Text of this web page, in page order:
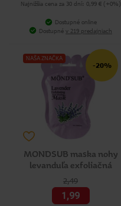
Najnižšia cena za 30 dní: 0,99 € (+0%)
Dostupné online
Dostupné v 219 predajniach
NAŠA ZNAČKA
-20%
MONDSUB maska nohy
levanduľa exfoliačná
2,49
1,99